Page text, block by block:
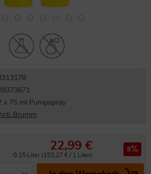
x 75 ml Pumpspray
Brumm
22,99 €
0.15 Liter (153,27 € / 1 Liter)
8